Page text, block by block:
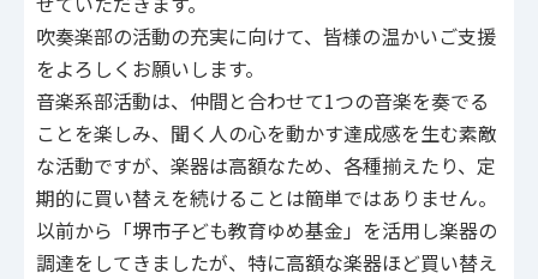
吹奏楽部の活動の充実に向けて、皆様の温かいご支援
をよろしくお願いします。
音楽系部活動は、仲間と合わせて1つの音楽を奏でる
ことを楽しみ、聞く人の心を動かす達成感を生む素敵
な活動ですが、楽器は高額なため、各種揃えたり、定
期的に買い替えを続けることは簡単ではありません。
以前から「堺市子ども教育ゆめ基金」を活用し楽器の
調達をしてきましたが、特に高額な楽器ほど買い替え